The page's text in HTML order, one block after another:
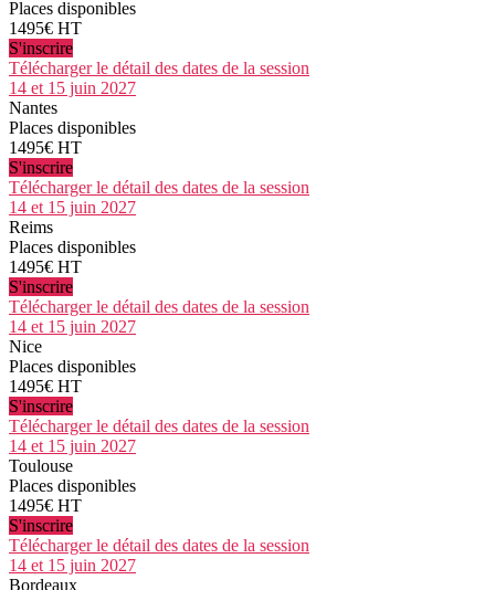
Places disponibles
1495€ HT
S'inscrire
Télécharger le détail des dates de la session
14 et 15 juin 2027
Nantes
Places disponibles
1495€ HT
S'inscrire
Télécharger le détail des dates de la session
14 et 15 juin 2027
Reims
Places disponibles
1495€ HT
S'inscrire
Télécharger le détail des dates de la session
14 et 15 juin 2027
Nice
Places disponibles
1495€ HT
S'inscrire
Télécharger le détail des dates de la session
14 et 15 juin 2027
Toulouse
Places disponibles
1495€ HT
S'inscrire
Télécharger le détail des dates de la session
14 et 15 juin 2027
Bordeaux